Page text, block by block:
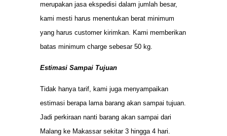
merupakan jasa ekspedisi dalam jumlah besar,
kami mesti harus menentukan berat minimum
yang harus customer kirimkan. Kami memberikan
batas minimum charge sebesar 50 kg.
Estimasi Sampai Tujuan
Tidak hanya tarif, kami juga menyampaikan
estimasi berapa lama barang akan sampai tujuan.
Jadi perkiraan nanti barang akan sampai dari
Malang ke Makassar sekitar 3 hingga 4 hari.